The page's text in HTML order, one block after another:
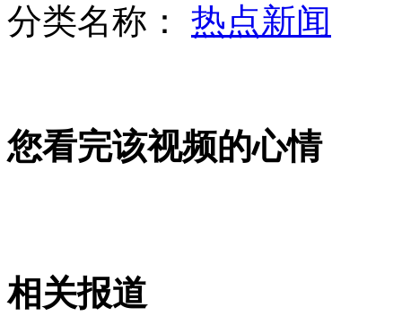
未婚男女5500元卖掉亲生女儿被拘留
分类名称： 热点新闻
您看完该视频的心情
相关报道